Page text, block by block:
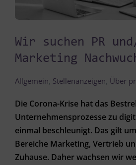
Wir suchen PR
Marketing
Allgemein, Stellenanzeigen, Über
Die Corona-Krise hat das
Unternehmensprozesse zu
einmal beschleunigt. Das gilt
Bereiche Marketing, Vertrieb
Zuhause. Daher wachsen wir